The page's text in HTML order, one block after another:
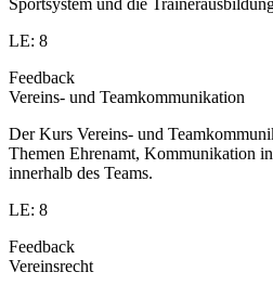
LE: 8
Feedback
Vereins- und Teamkommunikation
Der Kurs Vereins- und
Themen Ehrenamt, Kommunikation
innerhalb des Teams.
LE: 8
Feedback
Vereinsrecht